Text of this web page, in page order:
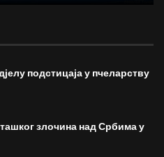
подстицаја у пчеларству
злочина над Србима у